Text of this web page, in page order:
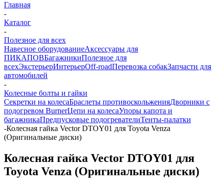
Главная
-
Каталог
-
Полезное для всех
Навесное оборудованиеАксессуары для
ПИКАПОВБагажникиПолезное для
всехЭкстерьерИнтерьерOff-roadПеревозка собакЗапчасти для
автомобилей
-
Колесные болты и гайки
Секретки на колесаБраслеты противоскольженияДворники с
подогревом BurnerЦепи на колесаУпоры капота и
багажникаПредпусковые подогревателиТенты-палатки
-Колесная гайка Vector DTOY01 для Toyota Venza
(Оригинальные диски)
Колесная гайка Vector DTOY01 для
Toyota Venza (Оригинальные диски)